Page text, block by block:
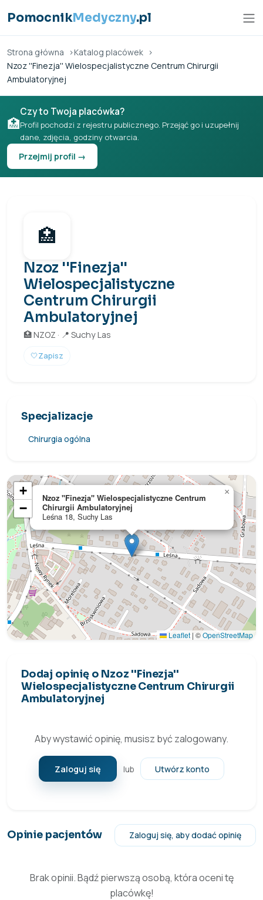
PomocnikMedyczny.pl
Strona główna
Katalog placówek
Nzoz ''Finezja'' Wielospecjalistyczne Centrum Chirurgii
Ambulatoryjnej
🏥
Czy to Twoja placówka?
Profil pochodzi z rejestru publicznego. Przejąć go i uzupełnij
dane, zdjęcia, godziny otwarcia.
Przejmij profil →
🏥
Nzoz ''Finezja''
Wielospecjalistyczne
Centrum Chirurgii
Ambulatoryjnej
🏥 NZOZ · 📍 Suchy Las
🤍Zapisz
Specjalizacje
Chirurgia ogólna
Nzoz ''Finezja'' Wielospecjalistyczne Centrum
Chirurgii Ambulatoryjnej
Leśna 18, Suchy Las
×
+
−
Leaflet | ©OpenStreetMap
Dodaj opinię o Nzoz ''Finezja''
Wielospecjalistyczne Centrum Chirurgii
Ambulatoryjnej
Aby wystawić opinię, musisz być zalogowany.
Zaloguj się lub Utwórz konto
Opinie pacjentów Zaloguj się, aby dodać opinię
Brak opinii. Bądź pierwszą osobą, która oceni tę
placówkę!